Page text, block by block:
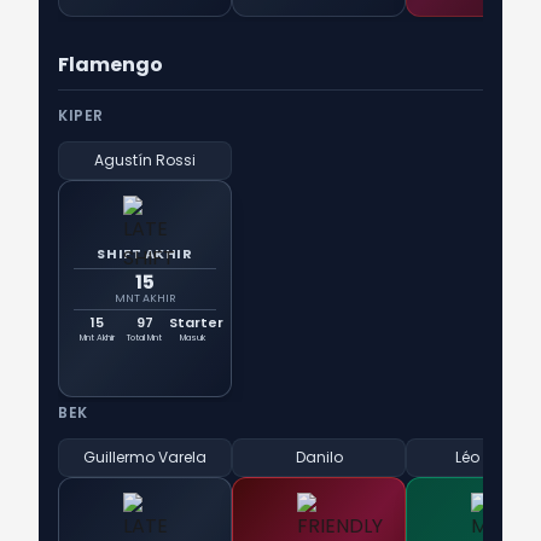
Flamengo
KIPER
Agustín Rossi
SHIFT AKHIR
15
MNT AKHIR
15
Mnt Akhir
97
Total Mnt
Starter
Masuk
BEK
Guillermo Varela Danilo Léo Pereira